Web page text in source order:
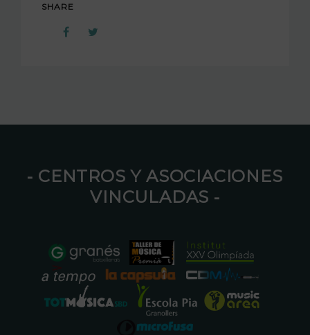
SHARE
⁃ CENTROS Y ASOCIACIONES
VINCULADAS ⁃